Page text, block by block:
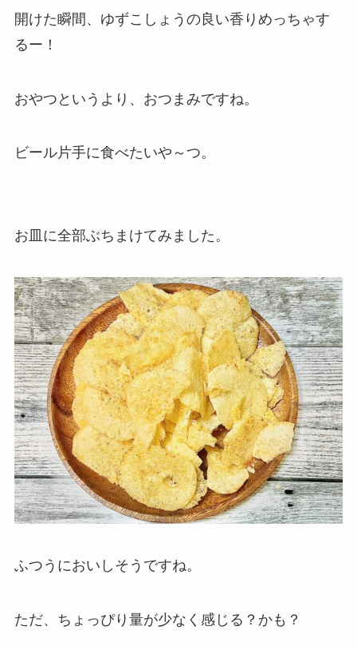
開けた瞬間、ゆずこしょうの良い香りめっちゃす
るー！
おやつというより、おつまみですね。
ビール片手に食べたいや～つ。
お皿に全部ぶちまけてみました。
ふつうにおいしそうですね。
ただ、ちょっぴり量が少なく感じる？かも？